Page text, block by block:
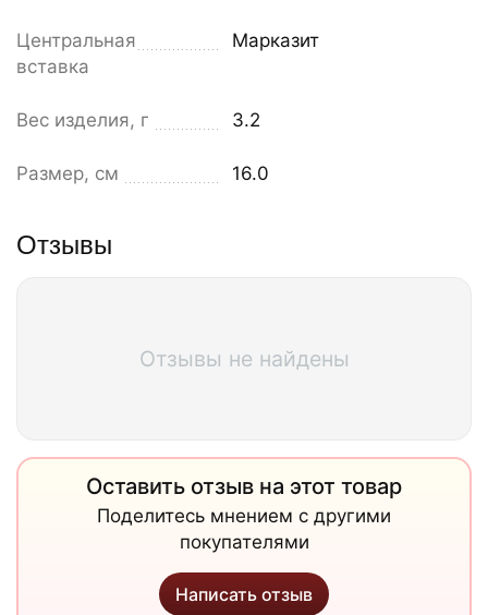
Центральная
вставка
Марказит
Вес изделия, г 3.2
Размер, см 16.0
Отзывы
Отзывы не найдены
Оставить отзыв на этот товар
Поделитесь мнением с другими
покупателями
Написать отзыв